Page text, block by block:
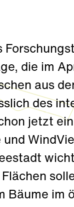
die im
aus
des
jetzt
Bäume im